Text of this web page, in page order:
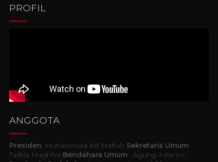
PROFIL
ANGGOTA
Presiden: Muhammad Alif Maftuh Sekretaris Umum:
Tazkia Maghfira Bendahara Umum : Agung Julianto,